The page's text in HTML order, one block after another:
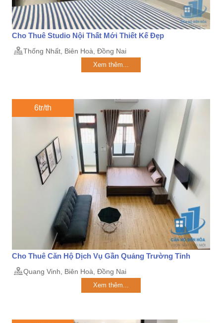
Cho Thuê Studio Nội Thất Mới Thiết Kế Đẹp
Thống Nhất, Biên Hoà, Đồng Nai
Xem thêm...
6tr/th
Cho Thuê Căn Hộ Dịch Vụ Gần Quảng Trường Tỉnh
Quang Vinh, Biên Hoà, Đồng Nai
Xem thêm...